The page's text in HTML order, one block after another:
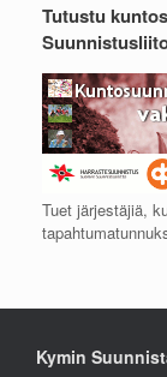
Tutustu
Tuet järjestäjiä,
Kymin